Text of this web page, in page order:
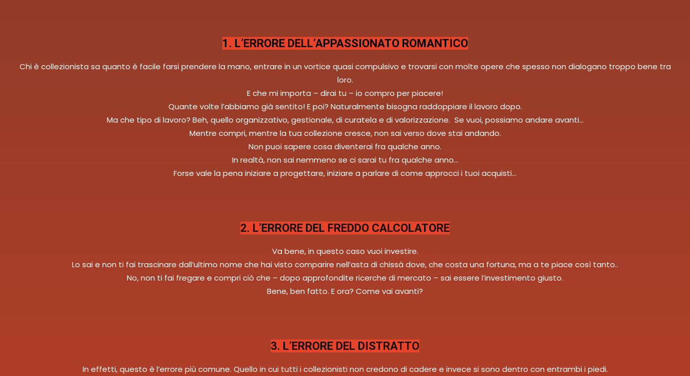
1. L’ERRORE DELL’APPASSIONATO ROMANTICO
Chi è collezionista sa quanto è facile farsi prendere la mano, entrare in un vortice quasi compulsivo e trovarsi con molte opere che spesso non dialogano troppo bene tra
loro.
E che mi importa – dirai tu – io compro per piacere!
Quante volte l’abbiamo già sentito! E poi? Naturalmente bisogna raddoppiare il lavoro dopo.
Ma che tipo di lavoro? Beh, quello organizzativo, gestionale, di curatela e di valorizzazione. Se vuoi, possiamo andare avanti…
Mentre compri, mentre la tua collezione cresce, non sai verso dove stai andando.
Non puoi sapere cosa diventerai fra qualche anno.
In realtà, non sai nemmeno se ci sarai tu fra qualche anno…
Forse vale la pena iniziare a progettare, iniziare a parlare di come approcci i tuoi acquisti…
2. L’ERRORE DEL FREDDO CALCOLATORE
Va bene, in questo caso vuoi investire.
Lo sai e non ti fai trascinare dall’ultimo nome che hai visto comparire nell’asta di chissà dove, che costa una fortuna, ma a te piace così tanto..
No, non ti fai fregare e compri ciò che – dopo approfondite ricerche di mercato – sai essere l’investimento giusto.
Bene, ben fatto. E ora? Come vai avanti?
3. L’ERRORE DEL DISTRATTO
In effetti, questo è l’errore più comune. Quello in cui tutti i collezionisti non credono di cadere e invece si sono dentro con entrambi i piedi.